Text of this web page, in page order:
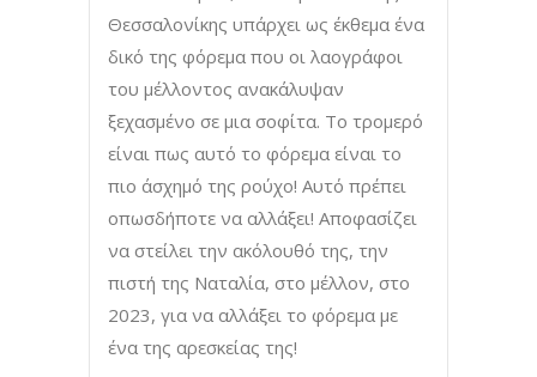
Θεσσαλονίκης υπάρχει ως έκθεμα ένα
δικό της φόρεμα που οι λαογράφοι
του μέλλοντος ανακάλυψαν
ξεχασμένο σε μια σοφίτα. Το τρομερό
είναι πως αυτό το φόρεμα είναι το
πιο άσχημό της ρούχο! Αυτό πρέπει
οπωσδήποτε να αλλάξει! Αποφασίζει
να στείλει την ακόλουθό της, την
πιστή της Ναταλία, στο μέλλον, στο
2023, για να αλλάξει το φόρεμα με
ένα της αρεσκείας της!